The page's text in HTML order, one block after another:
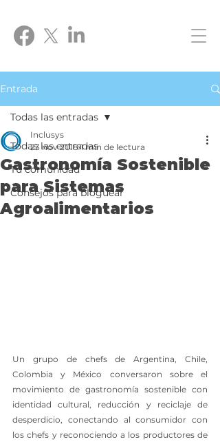
Entrada
Todas las entradas
Tu comunidad
Consejos para bloguear
Todas las entradas
Gastronomía Sostenible
para Sistemas
Agroalimentarios
Inclusys
23 nov 2018 1 min de lectura
Un grupo de chefs de Argentina, Chile,
Colombia y México conversaron sobre el
movimiento de gastronomía sostenible con
identidad cultural, reducción y reciclaje de
desperdicio, conectando al consumidor con
los chefs y reconociendo a los productores de